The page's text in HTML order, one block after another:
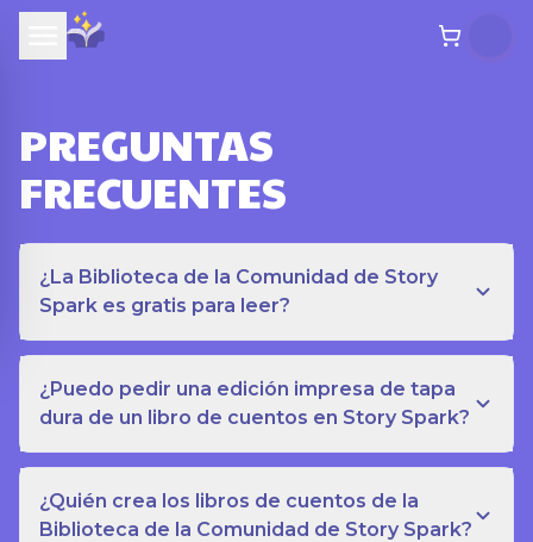
PREGUNTAS
FRECUENTES
¿La Biblioteca de la Comunidad de Story
Spark es gratis para leer?
¿Puedo pedir una edición impresa de tapa
dura de un libro de cuentos en Story Spark?
¿Quién crea los libros de cuentos de la
Biblioteca de la Comunidad de Story Spark?